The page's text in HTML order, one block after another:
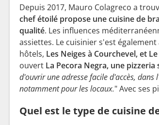
Depuis 2017, Mauro Colagreco a
chef étoilé propose une cuisine de
qualité. Les influences
assiettes. Le cuisinier s'est
hôtels, Les Neiges à Courchevel, et
ouvert La Pecora Negra, une pizzeria
d'ouvrir une adresse facile d'accès,
notamment pour les locaux." Avec ses
Quel est le type de cuisine